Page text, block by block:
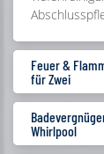
Feuer &
für Zwei
Whirlpool